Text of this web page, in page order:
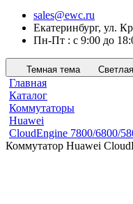
sales@ewc.ru
Екатеринбург, ул.
Пн-Пт : с 9:00 до
Темная тема
Главная
Каталог
Коммутаторы
Huawei
CloudEngine 7800/6800/
Коммутатор Huawei